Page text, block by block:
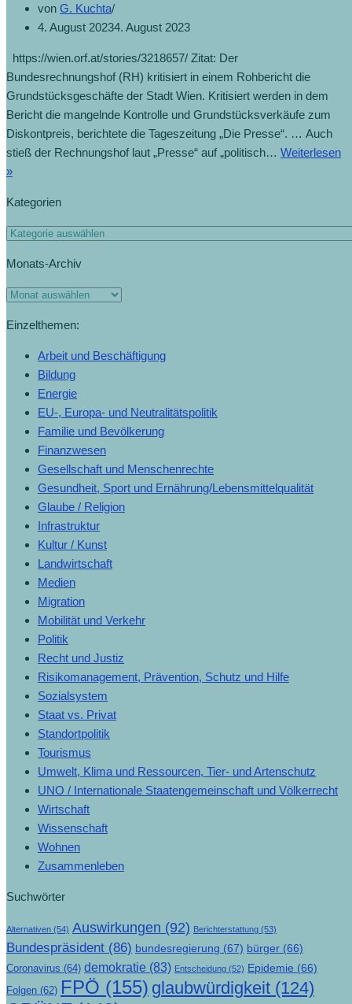
von G. Kuchta
4. August 20234. August 2023
https://wien.orf.at/stories/3218657/ Zitat: Der
Bundesrechnungshof (RH) kritisiert in einem Rohbericht die
Grundstücksgeschäfte der Stadt Wien. Kritisiert werden in dem
Bericht die mangelnde Kontrolle und Grundstücksverkäufe zum
Diskontpreis, berichtete die Tageszeitung „Die Presse“. … Auch
stieß der Rechnungshof laut „Presse“ auf „politisch… Weiterlesen
»
Kategorien
Monats-Archiv
Einzelthemen:
Arbeit und Beschäftigung
Bildung
Energie
EU-, Europa- und Neutralitätspolitik
Familie und Bevölkerung
Finanzwesen
Gesellschaft und Menschenrechte
Gesundheit, Sport und Ernährung/Lebensmittelqualität
Glaube / Religion
Infrastruktur
Kultur / Kunst
Landwirtschaft
Medien
Migration
Mobilität und Verkehr
Politik
Recht und Justiz
Risikomanagement, Prävention, Schutz und Hilfe
Sozialsystem
Staat vs. Privat
Standortpolitik
Tourismus
Umwelt, Klima und Ressourcen, Tier- und Artenschutz
UNO / Internationale Staatengemeinschaft und Völkerrecht
Wirtschaft
Wissenschaft
Wohnen
Zusammenleben
Suchwörter
Alternativen (54) Auswirkungen (92) Berichterstattung (53)
Bundespräsident (86) bundesregierung (67) bürger (66)
Coronavirus (64) demokratie (83) Entscheidung (52) Epidemie (66)
Folgen (62) FPÖ (155) glaubwürdigkeit (124)